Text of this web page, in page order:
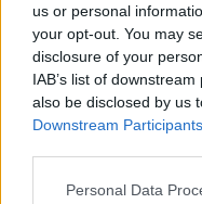
us or personal
your opt-out. You may
disclosure of your
IAB’s list of
also be disclosed by us
Downstream Participants
Personal Data
SOUVISEJÍCÍ ČLÁNKY
VÍCE OD AUTORA
Zpravodajství
Většina
výborné